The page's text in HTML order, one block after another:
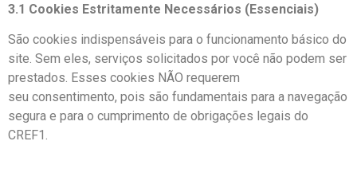
3.1 Cookies Estritamente Necessários (Essenciais)
São cookies indispensáveis para o funcionamento básico do
site. Sem eles, serviços solicitados por você não podem ser
prestados. Esses cookies NÃO requerem
seu consentimento, pois são fundamentais para a navegação
segura e para o cumprimento de obrigações legais do
CREF1.